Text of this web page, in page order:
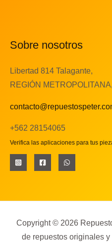
Sobre nosotros
Libertad 814 Talagante,
REGIÓN
+562 28154065
Verifica las aplicaciones para tus
Copyright © 2026
de repuestos originales